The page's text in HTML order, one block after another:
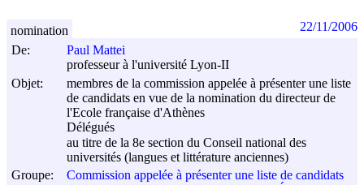
De:
Paul Mattei
professeur à l'université Lyon-II
Objet:
membres de la commission appelée à présenter une liste
de candidats en vue de la nomination du directeur de
l'Ecole française d'Athènes
Délégués
au titre de la 8e section du Conseil national des
universités (langues et littérature anciennes)
Groupe:
Commission appelée à présenter une liste de candidats
nomination 22/11/2006